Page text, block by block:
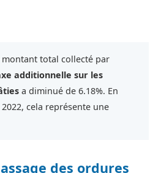
montant total collecté par
additionnelle sur les
a diminué de 6.18%. En
cela représente une
des ordures